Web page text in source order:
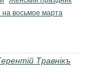
на восьмое марта
Травнiкъ